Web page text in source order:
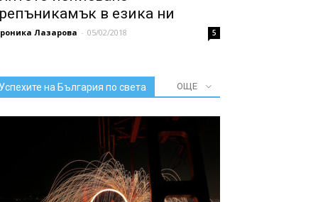
в езика ни
Лазарова - 05/02/2018 5
Успехите на България по света ОЩЕ